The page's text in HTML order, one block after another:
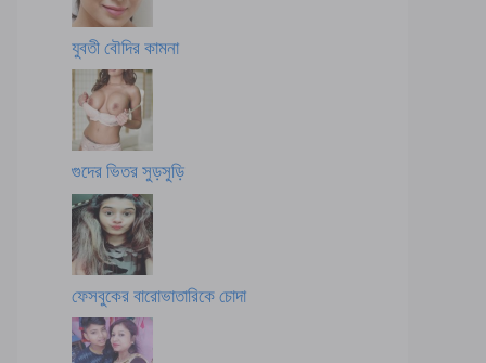
যুবতী বৌদির কামনা
গুদের ভিতর সুড়সুড়ি
ফেসবুকের বারোভাতারিকে চোদা